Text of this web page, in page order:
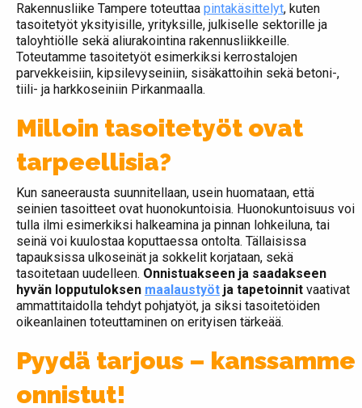
Rakennusliike Tampere toteuttaa pintakäsittelyt, kuten
tasoitetyöt yksityisille, yrityksille, julkiselle sektorille ja
taloyhtiölle sekä aliurakointina rakennusliikkeille.
Toteutamme tasoitetyöt esimerkiksi kerrostalojen
parvekkeisiin, kipsilevyseiniin, sisäkattoihin sekä betoni-,
tiili- ja harkkoseiniin Pirkanmaalla.
Milloin tasoitetyöt ovat
tarpeellisia?
Kun saneerausta suunnitellaan, usein huomataan, että
seinien tasoitteet ovat huonokuntoisia. Huonokuntoisuus voi
tulla ilmi esimerkiksi halkeamina ja pinnan lohkeiluna, tai
seinä voi kuulostaa koputtaessa ontolta. Tällaisissa
tapauksissa ulkoseinät ja sokkelit korjataan, sekä
tasoitetaan uudelleen. Onnistuakseen ja saadakseen
hyvän lopputuloksen maalaustyöt ja tapetoinnit vaativat
ammattitaidolla tehdyt pohjatyöt, ja siksi tasoitetöiden
oikeanlainen toteuttaminen on erityisen tärkeää.
Pyydä tarjous – kanssamme
onnistut!